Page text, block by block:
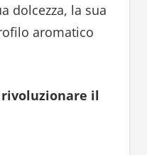
dolcezza, la sua
aromatico
il